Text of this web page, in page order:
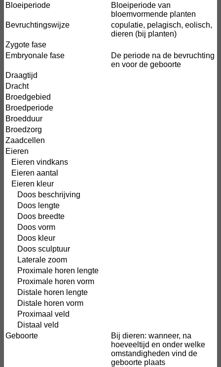
Bloeiperiode
Bloeiperiode van
bloemvormende planten
Bevruchtingswijze
copulatie, pelagisch, eolisch,
dieren (bij planten)
Zygote fase
Embryonale fase
De periode na de bevruchting
en voor de geboorte
Draagtijd
Dracht
Broedgebied
Broedperiode
Broedduur
Broedzorg
Zaadcellen
Eieren
Eieren vindkans
Eieren aantal
Eieren kleur
Doos beschrijving
Doos lengte
Doos breedte
Doos vorm
Doos kleur
Doos sculptuur
Laterale zoom
Proximale horen lengte
Proximale horen vorm
Distale horen lengte
Distale horen vorm
Proximaal veld
Distaal veld
Geboorte
Bij dieren: wanneer, na
hoeveeltijd en onder welke
omstandigheden vind de
geboorte plaats